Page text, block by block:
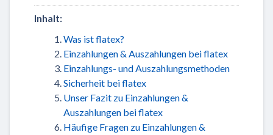
Inhalt:
Was ist flatex?
Einzahlungen & Auszahlungen bei flatex
Einzahlungs- und Auszahlungsmethoden
Sicherheit bei flatex
Unser Fazit zu Einzahlungen &
Auszahlungen bei flatex
Häufige Fragen zu Einzahlungen &